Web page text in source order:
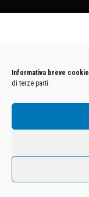
Informativa breve cookie
di terze parti.